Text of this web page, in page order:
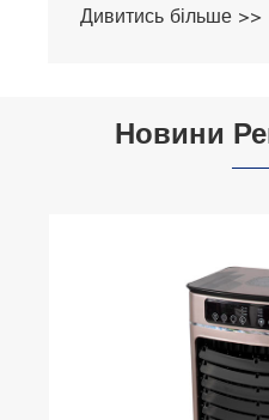
Дивитись більше >>
Новини